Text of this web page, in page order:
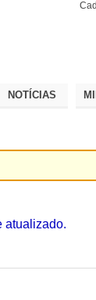
NOTÍCIAS
atualizado.